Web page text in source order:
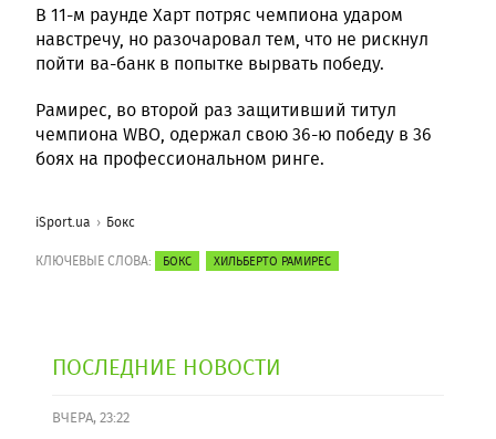
В 11-м раунде Харт потряс чемпиона ударом
навстречу, но разочаровал тем, что не рискнул
пойти ва-банк в попытке вырвать победу.
Рамирес, во второй раз защитивший титул
чемпиона WBO, одержал свою 36-ю победу в 36
боях на профессиональном ринге.
iSport.ua Бокс
КЛЮЧЕВЫЕ СЛОВА: БОКС ХИЛЬБЕРТО РАМИРЕС
ПОСЛЕДНИЕ НОВОСТИ
ВЧЕРА, 23:22